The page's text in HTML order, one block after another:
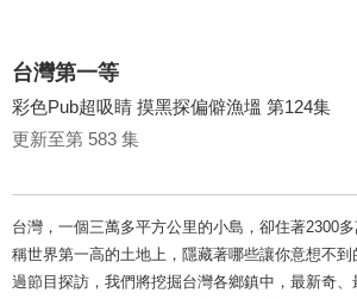
台灣第一等
彩色Pub超吸睛 摸黑探偏僻漁塭 第124集
更新至第 583 集
台灣，一個三萬多平方公里的小島，卻住著2300
稱世界第一高的土地上，隱藏著哪些讓你意想不
過節目探訪，我們將挖掘台灣各鄉鎮中，最新奇